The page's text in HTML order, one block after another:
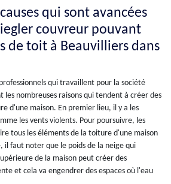
qui sont avancées
couvreur pouvant
de toit à Beauvilliers dans
qui travaillent pour la société
les nombreuses raisons qui tendent à créer des
d'une maison. En premier lieu, il y a les
les vents violents. Pour poursuivre, les
tous les éléments de la toiture d'une maison
il faut noter que le poids de la neige qui
de la maison peut créer des
et cela va engendrer des espaces où l'eau